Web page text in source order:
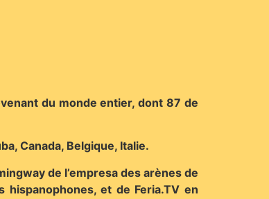
du monde entier, dont 87 de
Canada, Belgique, Italie.
de l’empresa des arènes de
hispanophones, et de Feria.TV en